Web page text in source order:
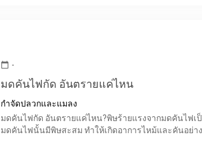
calendar_today -
มดคันไฟกัด อันตรายแค่ไหน
กำจัดปลวกและแมลง
มดคันไฟกัด อันตรายแค่ไหน?พิษร้ายแรงจากมดคันไฟเ
มดคันไฟนั้นมีพิษสะสม ทำให้เกิดอาการไหม้และคันอย่า